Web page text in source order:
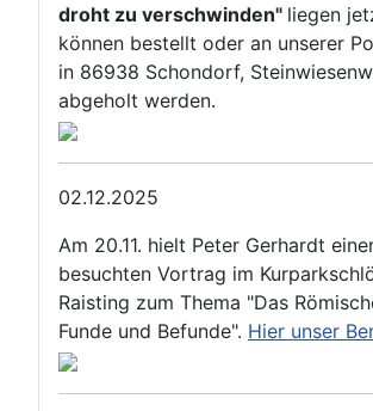
droht zu verschwinden" liegen
können bestellt oder an unserer
in 86938 Schondorf,
abgeholt werden.
02.12.2025
Am 20.11. hielt Peter Gerhardt
besuchten Vortrag im
Raisting zum Thema "Das
Funde und Befunde". Hier unser